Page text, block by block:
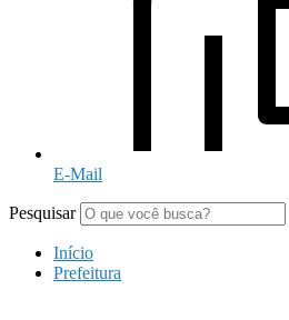
E-Mail
Pesquisar
Início
Prefeitura